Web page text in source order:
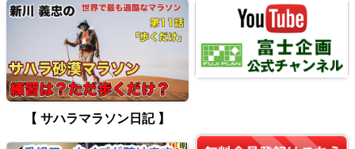
【 サハラマラソン日記 】